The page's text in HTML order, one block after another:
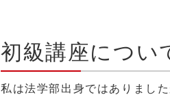
初級講座につい
私は法学部出身ではありまし